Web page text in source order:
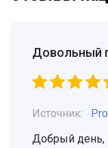
Довольный
Источник:
Добрый день,